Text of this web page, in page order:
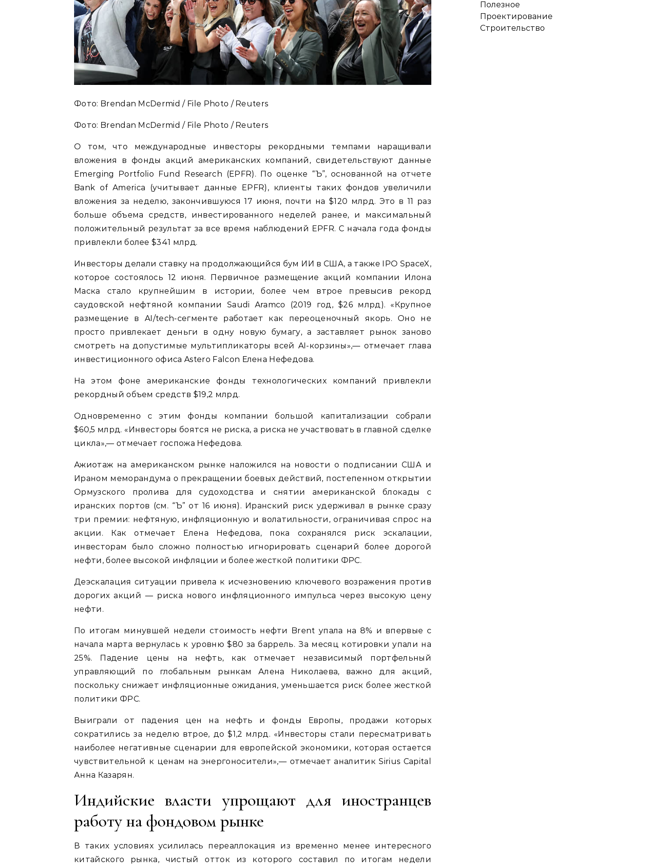
Фото: Brendan McDermid / File Photo / Reuters
Фото: Brendan McDermid / File Photo / Reuters
О том, что международные инвесторы рекордными темпами наращивали
вложения в фонды акций американских компаний, свидетельствуют данные
Emerging Portfolio Fund Research (EPFR). По оценке “Ъ”, основанной на отчете
Bank of America (учитывает данные EPFR), клиенты таких фондов увеличили
вложения за неделю, закончившуюся 17 июня, почти на $120 млрд. Это в 11 раз
больше объема средств, инвестированного неделей ранее, и максимальный
положительный результат за все время наблюдений EPFR. С начала года фонды
привлекли более $341 млрд.
Инвесторы делали ставку на продолжающийся бум ИИ в США, а также IPO SpaceX,
которое состоялось 12 июня. Первичное размещение акций компании Илона
Маска стало крупнейшим в истории, более чем втрое превысив рекорд
саудовской нефтяной компании Saudi Aramco (2019 год, $26 млрд). «Крупное
размещение в AI/tech-сегменте работает как переоценочный якорь. Оно не
просто привлекает деньги в одну новую бумагу, а заставляет рынок заново
смотреть на допустимые мультипликаторы всей AI-корзины»,— отмечает глава
инвестиционного офиса Astero Falcon Елена Нефедова.
На этом фоне американские фонды технологических компаний привлекли
рекордный объем средств $19,2 млрд.
Одновременно с этим фонды компании большой капитализации собрали
$60,5 млрд. «Инвесторы боятся не риска, а риска не участвовать в главной сделке
цикла»,— отмечает госпожа Нефедова.
Ажиотаж на американском рынке наложился на новости о подписании США и
Ираном меморандума о прекращении боевых действий, постепенном открытии
Ормузского пролива для судоходства и снятии американской блокады с
иранских портов (см. “Ъ” от 16 июня). Иранский риск удерживал в рынке сразу
три премии: нефтяную, инфляционную и волатильности, ограничивая спрос на
акции. Как отмечает Елена Нефедова, пока сохранялся риск эскалации,
инвесторам было сложно полностью игнорировать сценарий более дорогой
нефти, более высокой инфляции и более жесткой политики ФРС.
Деэскалация ситуации привела к исчезновению ключевого возражения против
дорогих акций — риска нового инфляционного импульса через высокую цену
нефти.
По итогам минувшей недели стоимость нефти Brent упала на 8% и впервые с
начала марта вернулась к уровню $80 за баррель. За месяц котировки упали на
25%. Падение цены на нефть, как отмечает независимый портфельный
управляющий по глобальным рынкам Алена Николаева, важно для акций,
поскольку снижает инфляционные ожидания, уменьшается риск более жесткой
политики ФРС.
Выиграли от падения цен на нефть и фонды Европы, продажи которых
сократились за неделю втрое, до $1,2 млрд. «Инвесторы стали пересматривать
наиболее негативные сценарии для европейской экономики, которая остается
чувствительной к ценам на энергоносители»,— отмечает аналитик Sirius Capital
Анна Казарян.
Индийские власти упрощают для иностранцев
работу на фондовом рынке
В таких условиях усилилась переаллокация из временно менее интересного
китайского рынка, чистый отток из которого составил по итогам недели
Полезное
Проектирование
Строительство